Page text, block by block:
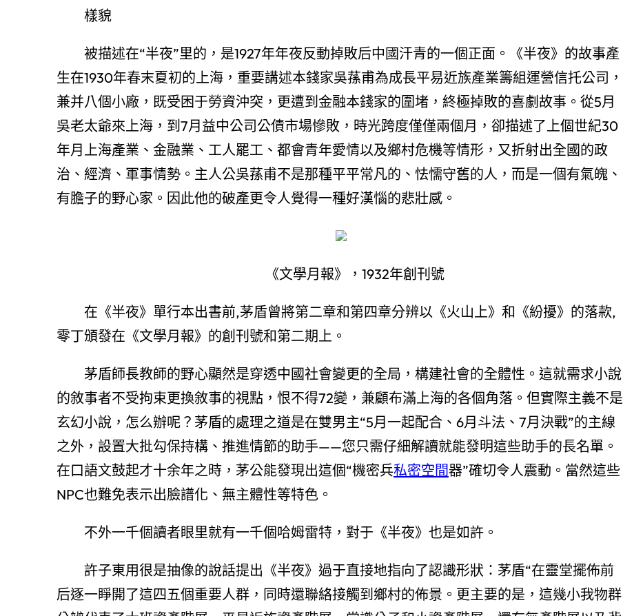
樣貌
被描述在“半夜”里的，是1927年年夜反動掉敗后中國汗青的一個正面。《半夜》的故事產
生在1930年春末夏初的上海，重要講述本錢家吳蓀甫為成長平易近族產業籌組運營信托公司，
兼并八個小廠，既受困于勞資沖突，更遭到金融本錢家的圍堵，終極掉敗的喜劇故事。從5月
吳老太爺來上海，到7月益中公司公債市場慘敗，時光跨度僅僅兩個月，卻描述了上個世紀30
年月上海產業、金融業、工人罷工、都會青年愛情以及鄉村危機等情形，又折射出全國的政
治、經濟、軍事情勢。主人公吳蓀甫不是那種平平常凡的、怯懦守舊的人，而是一個有氣魄、
有膽子的野心家。因此他的破產更令人覺得一種好漢惱的悲壯感。
《文學月報》，1932年創刊號
在《半夜》單行本出書前,茅盾曾將第二章和第四章分辨以《火山上》和《紛擾》的落款,
零丁頒發在《文學月報》的創刊號和第二期上。
茅盾師長教師的野心顯然是穿透中國社會變更的全局，構建社會的全體性。這就需求小說
的敘事者不受拘束更換敘事的視點，恨不得72變，兼顧布滿上海的各個角落。但實際主義不是
玄幻小說，怎么辦呢？茅盾的處理之道是在雙男主“5月一起配合、6月斗法、7月決戰”的主線
之外，設置大批勾保持構、推進情節的助手——您只需仔細解讀就能發明這些助手的長名單。
在口語文鼓起才十余年之時，茅公能發現出這個“機密兵私密空間器”確切令人震動。當然這些
NPC也難免表示出臉譜化、無主體性等特色。
不外一千個讀者眼里就有一千個哈姆雷特，對于《半夜》也是如許。
許子東用很是抽像的說話提出《半夜》過于直接地指向了認識形狀：茅盾“在靈堂擺佈前
后逐一睜開了這四五個重要人群，同時還聯絡接觸到鄉村的佈景。更主要的是，這幾小我物群